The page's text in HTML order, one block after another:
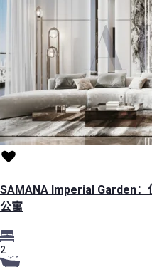
SAMANA Imperial Garden
公寓
2